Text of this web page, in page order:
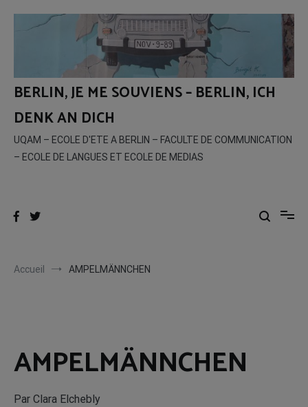
contenu
BERLIN, JE ME SOUVIENS – BERLIN, ICH
DENK AN DICH
UQAM – ECOLE D'ETE A BERLIN – FACULTE DE COMMUNICATION
– ECOLE DE LANGUES ET ECOLE DE MEDIAS
Accueil AMPELMÄNNCHEN
AMPELMÄNNCHEN
Par Clara Elchebly